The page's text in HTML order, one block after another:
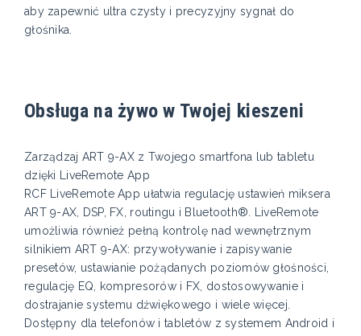
aby zapewnić ultra czysty i precyzyjny sygnał do
głośnika.
Obsługa na żywo w Twojej kieszeni
Zarządzaj ART 9-AX z Twojego smartfona lub tabletu
dzięki LiveRemote App
RCF LiveRemote App ułatwia regulację ustawień miksera
ART 9-AX, DSP, FX, routingu i Bluetooth®. LiveRemote
umożliwia również pełną kontrolę nad wewnętrznym
silnikiem ART 9-AX: przywoływanie i zapisywanie
presetów, ustawianie pożądanych poziomów głośności,
regulację EQ, kompresorów i FX, dostosowywanie i
dostrajanie systemu dźwiękowego i wiele więcej.
Dostępny dla telefonów i tabletów z systemem Android i